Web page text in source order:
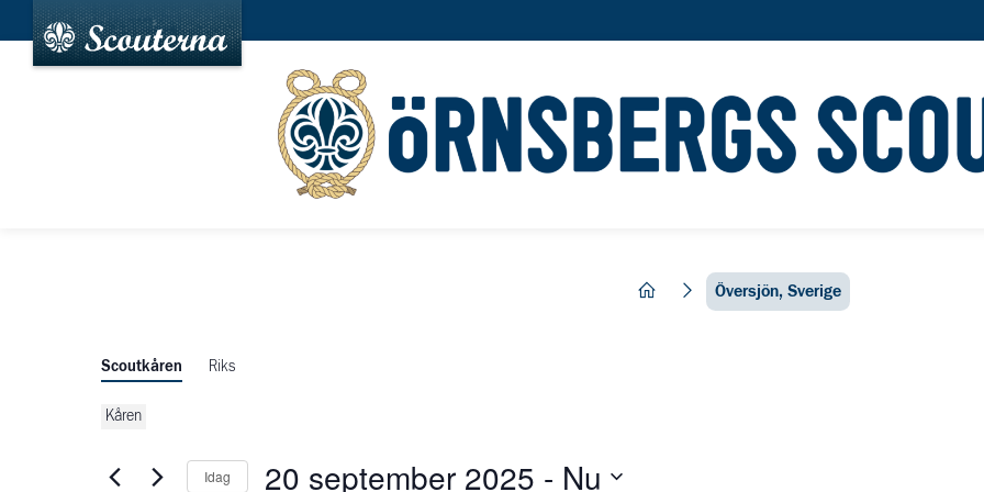
hem Översjön, Sverige
Scoutkåren Riks
Kåren
Idag 20 september 2025 - Nu